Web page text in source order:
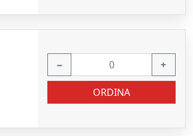
− +
ORDINA